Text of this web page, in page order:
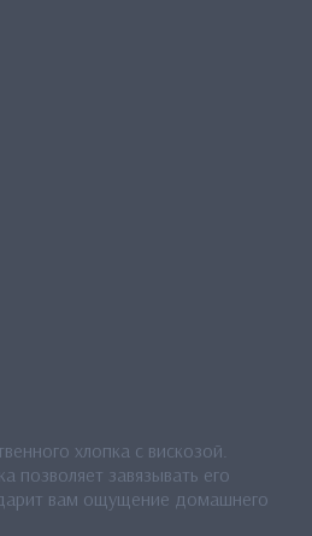
хлопка с вискозой.
позволяет завязывать его
вам ощущение домашнего